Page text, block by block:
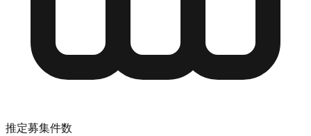
推定募集件数